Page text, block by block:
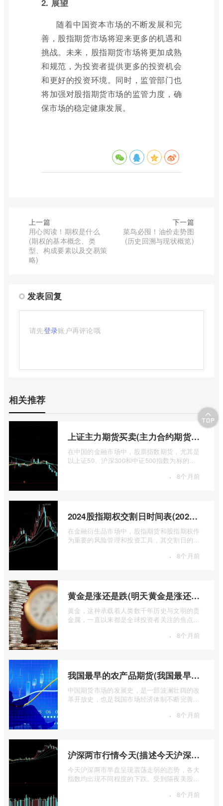
2. 展望
随着中国资本市场的不断发展和完
善，股指期货市场将迎来更多的机遇和
挑战。未来，股指期货市场将更加成熟
和规范，为投资者提供更多的投资机会
和更好的投资环境。同时，监管部门也
将加强对股指期货市场的监管力度，确
保市场的稳定健康发展。
上一篇
用心阅读！期权是什么
(期权的基本概念、类
型、构成要素以及交易策
略)
下一篇
菜鸟必囤！油价走势图
(历史回溯与现状概览)
发表回复
请先登录账户再评论哦
相关推荐
上证主力期货买卖(主力合约期货市场大盘)
在中国的金融市场中，股票指数期货，尤其是
以上证50、沪深300和中证500指数为标的的
· 8个月前
2024股指期权交割日时间表(2024股指期货交割日)
在金融衍生品市场中，股指期货和股指期权作
为重要的风险管理和投资工具，其交割日的设
· 8个月前
黄金是涨还是跌(明天黄金是涨还是跌)
黄金，这种承载着人类数千年历史与文明的贵
金属，一直以来都是全球投资者关注的焦点。
· 8个月前
我国最早的农产品期货(我国最早的农产品期货交易合约的品种是)
中国期货市场的发展史，是一部波澜壮阔的改
革开放史，也是我国市场经济体制不断完善的
· 8个月前
沪深两市行情今天(描述今天沪深两市早盘交易情况)
今天沪深两市早盘呈现震荡走弱的态势，各大
指数均出现不同程度的下跌。受到隔夜美股下
· 8个月前